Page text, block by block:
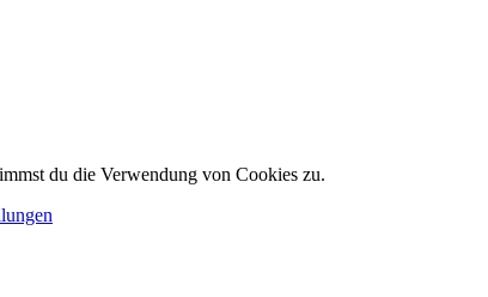
du die Verwendung von Cookies zu.